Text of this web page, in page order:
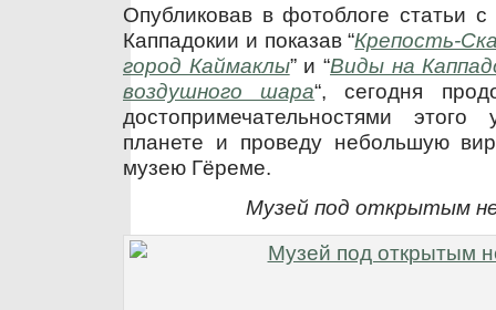
Опубликовав в фотоблоге статьи
Каппадокии и показав “Крепость-
город Каймаклы” и “Виды на
воздушного шара“, сегодня
достопримечательностями
планете и проведу небольшую
музею Гёреме.
Музей под открытым